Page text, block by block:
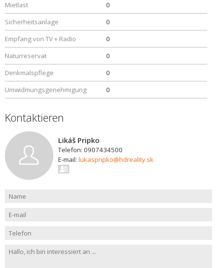
Mietlast
0
Sicherheitsanlage
0
Empfang von TV + Radio
0
Naturreservat
0
Denkmalspflege
0
Umwidmungsgenehmigung
0
Kontaktieren
Likáš Pripko
Telefon: 0907434500
E-mail: lukaspripko@hdreality.sk